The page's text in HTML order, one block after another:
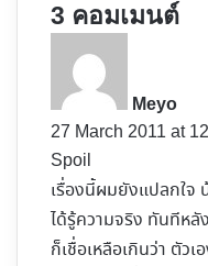
3 คอมเมนต์
Meyo
s
27 March 2011 at
Spoil
เรื่องนี้ผมยังแปลกใจ
ได้รู้ความจริง ทันทีห
ก็เชื่อเหลือเกินว่า ตัว